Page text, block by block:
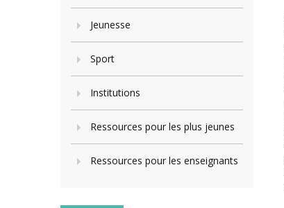
Jeunesse
Sport
Institutions
Ressources pour les plus jeunes
Ressources pour les enseignants